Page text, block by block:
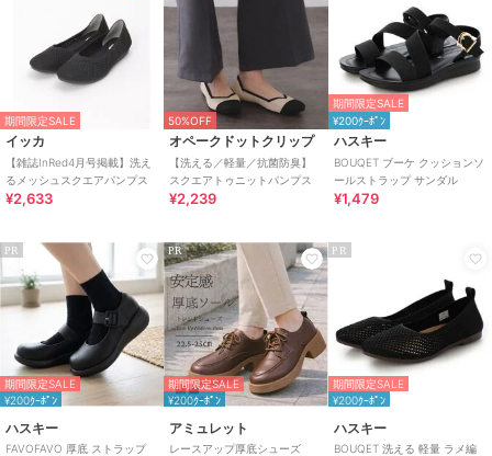
期間限定SALE
イッカ
【雑誌InRed4月号掲載】洗え
るメッシュスクエアパンプス
¥2,633
50%OFF
オペークドットクリップ
【洗える／軽量／抗菌防臭】
スクエアトゥニットパンプス
¥2,239
期間限定SALE
¥200ｸｰﾎﾟﾝ
ハスキー
BOUQET ブーケ クッションソ
ールストラップ サンダル
¥1,479
PR
期間限定SALE
¥200ｸｰﾎﾟﾝ
ハスキー
FAVOFAVO 厚底 ストラップ
PR
期間限定SALE
¥200ｸｰﾎﾟﾝ
アミュレット
レースアップ厚底シューズ
PR
期間限定SALE
¥200ｸｰﾎﾟﾝ
ハスキー
BOUQET 洗える 軽量 ラメ編